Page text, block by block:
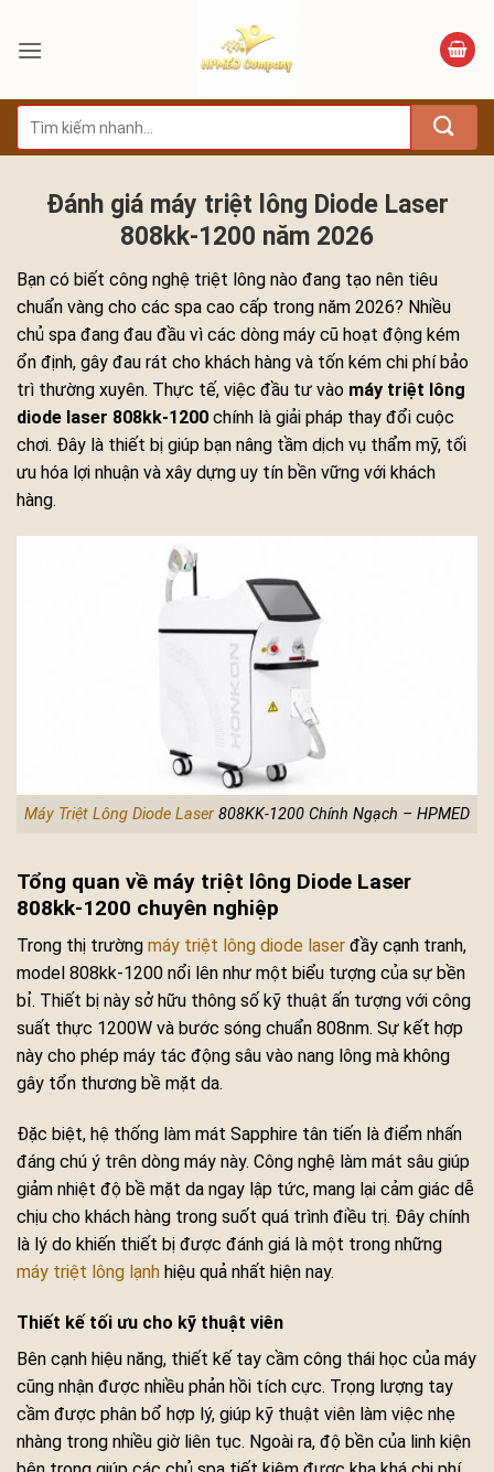
qua
dung
Tìm
kiếm:
Đánh giá máy triệt lông Diode Laser
808kk-1200 năm 2026
Bạn có biết công nghệ triệt lông nào đang tạo nên tiêu
chuẩn vàng cho các spa cao cấp trong năm 2026? Nhiều
chủ spa đang đau đầu vì các dòng máy cũ hoạt động kém
ổn định, gây đau rát cho khách hàng và tốn kém chi phí bảo
trì thường xuyên. Thực tế, việc đầu tư vào máy triệt lông
diode laser 808kk-1200 chính là giải pháp thay đổi cuộc
chơi. Đây là thiết bị giúp bạn nâng tầm dịch vụ thẩm mỹ, tối
ưu hóa lợi nhuận và xây dựng uy tín bền vững với khách
hàng.
Máy Triệt Lông Diode Laser 808KK-1200 Chính Ngạch – HPMED
Tổng quan về máy triệt lông Diode Laser
808kk-1200 chuyên nghiệp
Trong thị trường máy triệt lông diode laser đầy cạnh tranh,
model 808kk-1200 nổi lên như một biểu tượng của sự bền
bỉ. Thiết bị này sở hữu thông số kỹ thuật ấn tượng với công
suất thực 1200W và bước sóng chuẩn 808nm. Sự kết hợp
này cho phép máy tác động sâu vào nang lông mà không
gây tổn thương bề mặt da.
Đặc biệt, hệ thống làm mát Sapphire tân tiến là điểm nhấn
đáng chú ý trên dòng máy này. Công nghệ làm mát sâu giúp
giảm nhiệt độ bề mặt da ngay lập tức, mang lại cảm giác dễ
chịu cho khách hàng trong suốt quá trình điều trị. Đây chính
là lý do khiến thiết bị được đánh giá là một trong những
máy triệt lông lạnh hiệu quả nhất hiện nay.
Thiết kế tối ưu cho kỹ thuật viên
Bên cạnh hiệu năng, thiết kế tay cầm công thái học của máy
cũng nhận được nhiều phản hồi tích cực. Trọng lượng tay
cầm được phân bổ hợp lý, giúp kỹ thuật viên làm việc nhẹ
nhàng trong nhiều giờ liên tục. Ngoài ra, độ bền của linh kiện